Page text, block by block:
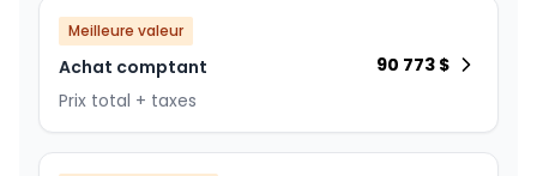
Meilleure valeur
Achat comptant
Prix total + taxes
90 773 $